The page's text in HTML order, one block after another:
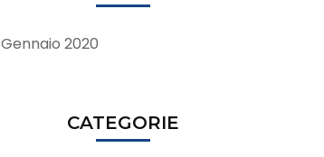
Gennaio 2020
CATEGORIE